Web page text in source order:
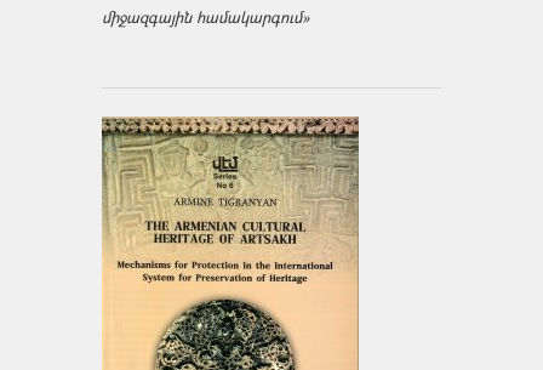
միջազ­գային համակարգում»